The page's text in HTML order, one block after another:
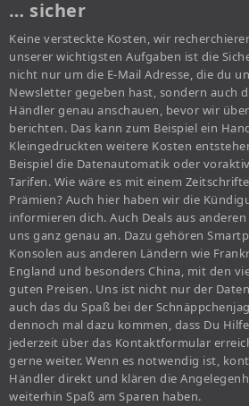
… sicher
Keine versteckte Kosten, wir
unserer wichtigsten Aufgaben ist die
nicht nur um die E-Mail Adresse, die du
Newsletter gegeben hast, sondern auch
Händler genau anschauen, bevor wir
berichten. Das kann zum Beispiel ein
Kleingedruckten weitere Kosten
Beispiel die Datenautomatik oder
Tarifen. Wie wäre es mit einem
Prämien? Auch hier haben wir die
informieren dich. Auch Deals aus
uns ganz genau an. Dazu gehören
Konsolen aus anderen Ländern wie
England und besonders China, mit den
guten Preisen. Uns ist nicht nur der
auch das du Spaß bei der
dennoch mal dazu kommen, dass Du
jederzeit über das Kontaktformular
gerne weiter. Wenn es notwendig ist,
Händler direkt und klären die
weiterhin Spaß am Sparen haben.